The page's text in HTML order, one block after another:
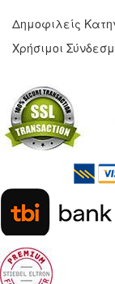
Δημοφιλείς
Χρήσιμοι